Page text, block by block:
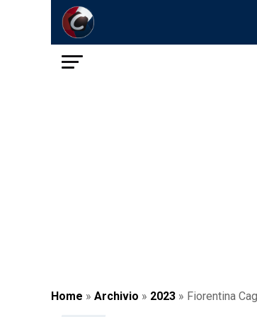
Home » Archivio » 2023 » Fiorentina